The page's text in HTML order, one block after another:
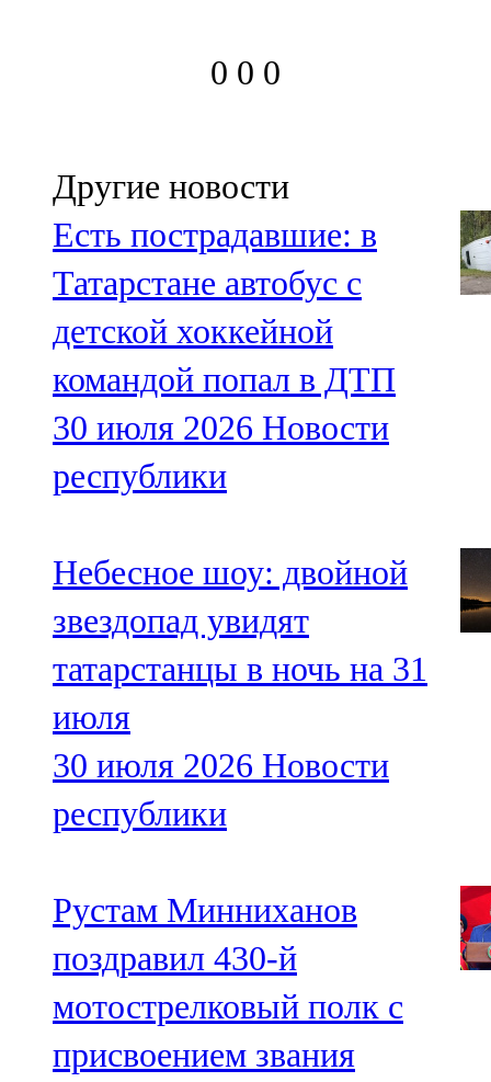
0 0 0
Другие новости
Есть пострадавшие: в
Татарстане автобус с
детской хоккейной
командой попал в ДТП
30 июля 2026 Новости
республики
Небесное шоу: двойной
звездопад увидят
татарстанцы в ночь на 31
июля
30 июля 2026 Новости
республики
Рустам Минниханов
поздравил 430-й
мотострелковый полк с
присвоением звания